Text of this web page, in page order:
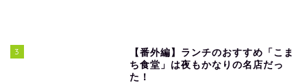
3
【番外編】ランチのおすすめ「こま
ち食堂」は夜もかなりの名店だっ
た！